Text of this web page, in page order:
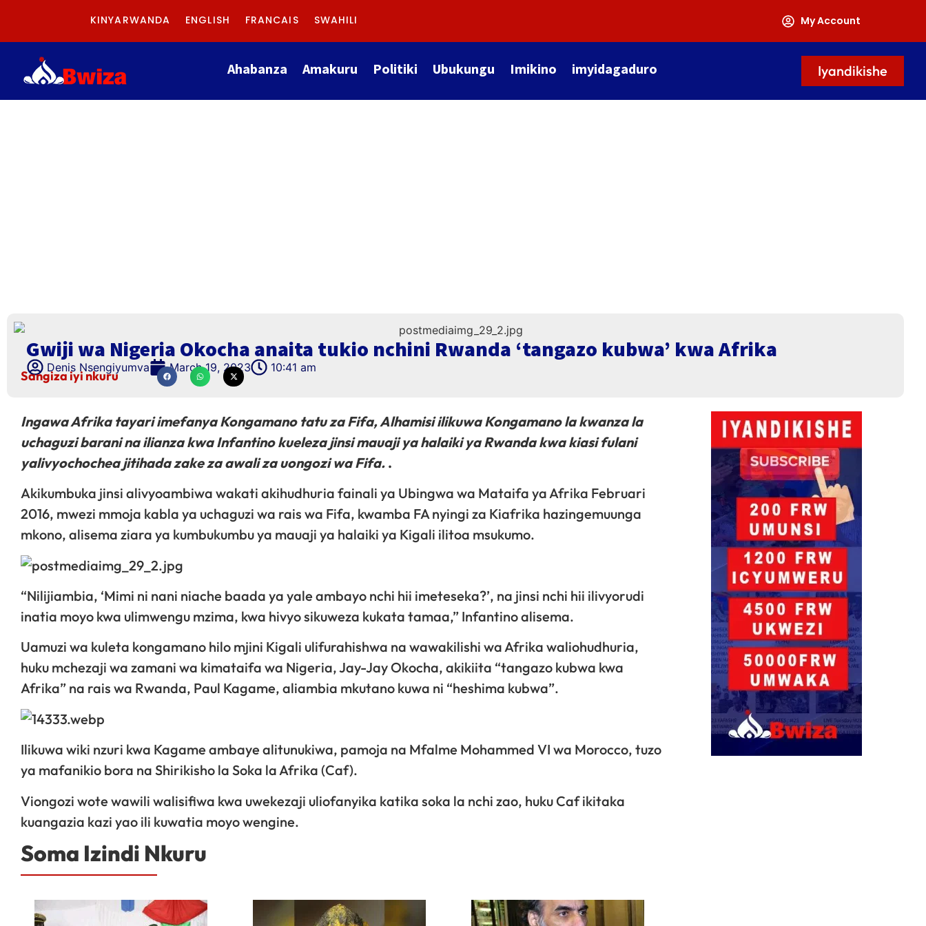
KINYARWANDA ENGLISH FRANCAIS SWAHILI My Account
Ahabanza Amakuru Politiki Ubukungu Imikino imyidagaduro Iyandikishe
Gwiji wa Nigeria Okocha anaita tukio nchini Rwanda ‘tangazo kubwa’ kwa Afrika
Denis Nsengiyumva March 19, 2023 10:41 am
Sangiza iyi nkuru
Ingawa Afrika tayari imefanya Kongamano tatu za Fifa, Alhamisi ilikuwa Kongamano la kwanza la
uchaguzi barani na ilianza kwa Infantino kueleza jinsi mauaji ya halaiki ya Rwanda kwa kiasi fulani
yalivyochochea jitihada zake za awali za uongozi wa Fifa. .
Akikumbuka jinsi alivyoambiwa wakati akihudhuria fainali ya Ubingwa wa Mataifa ya Afrika Februari
2016, mwezi mmoja kabla ya uchaguzi wa rais wa Fifa, kwamba FA nyingi za Kiafrika hazingemuunga
mkono, alisema ziara ya kumbukumbu ya mauaji ya halaiki ya Kigali ilitoa msukumo.
“Nilijiambia, ‘Mimi ni nani niache baada ya yale ambayo nchi hii imeteseka?’, na jinsi nchi hii ilivyorudi
inatia moyo kwa ulimwengu mzima, kwa hivyo sikuweza kukata tamaa,” Infantino alisema.
Uamuzi wa kuleta kongamano hilo mjini Kigali ulifurahishwa na wawakilishi wa Afrika waliohudhuria,
huku mchezaji wa zamani wa kimataifa wa Nigeria, Jay-Jay Okocha, akikiita “tangazo kubwa kwa
Afrika” na rais wa Rwanda, Paul Kagame, aliambia mkutano kuwa ni “heshima kubwa”.
Ilikuwa wiki nzuri kwa Kagame ambaye alitunukiwa, pamoja na Mfalme Mohammed VI wa Morocco, tuzo
ya mafanikio bora na Shirikisho la Soka la Afrika (Caf).
Viongozi wote wawili walisifiwa kwa uwekezaji uliofanyika katika soka la nchi zao, huku Caf ikitaka
kuangazia kazi yao ili kuwatia moyo wengine.
Soma Izindi Nkuru